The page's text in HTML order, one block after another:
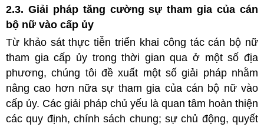
2.3. Giải pháp tăng cường sự tham gia của cán
bộ nữ vào cấp ủy
Từ khảo sát thực tiễn triển khai công tác cán bộ nữ
tham gia cấp ủy trong thời gian qua ở một số địa
phương, chúng tôi đề xuất một số giải pháp nhằm
nâng cao hơn nữa sự tham gia của cán bộ nữ vào
cấp ủy. Các giải pháp chủ yếu là quan tâm hoàn thiện
các quy định, chính sách chung; sự chủ động, quyết